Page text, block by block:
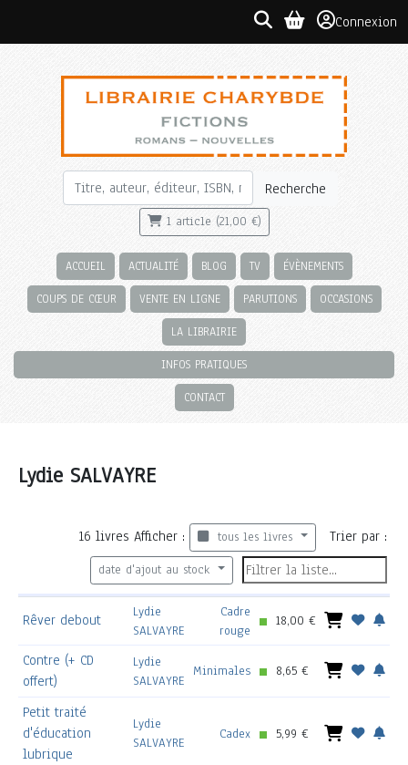
Connexion
Recherche
1 article (21,00 €)
ACCUEIL ACTUALITÉ BLOG TV ÉVÈNEMENTS
COUPS DE CŒUR VENTE EN LIGNE PARUTIONS OCCASIONS
LA LIBRAIRIE
INFOS PRATIQUES
CONTACT
Lydie SALVAYRE
16 livresAfficher : tous les livres Trier par :
date d'ajout au stock
Rêver debout
Lydie
SALVAYRE
Cadre
rouge
18,00 €
Contre (+ CD
offert)
Lydie
SALVAYRE
Minimales 8,65 €
Petit traité
d'éducation
lubrique
Lydie
SALVAYRE
Cadex 5,99 €